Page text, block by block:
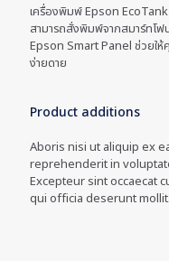
เครื่องพิมพ์ Epson
สามารถสั่งพิมพ์จากสมาร์ทโ
Epson Smart Panel ช่วยใ
ง่ายดาย
Product additions
Aboris nisi ut aliquip ex
reprehenderit in
Excepteur sint occaecat
qui officia deserunt mollit.